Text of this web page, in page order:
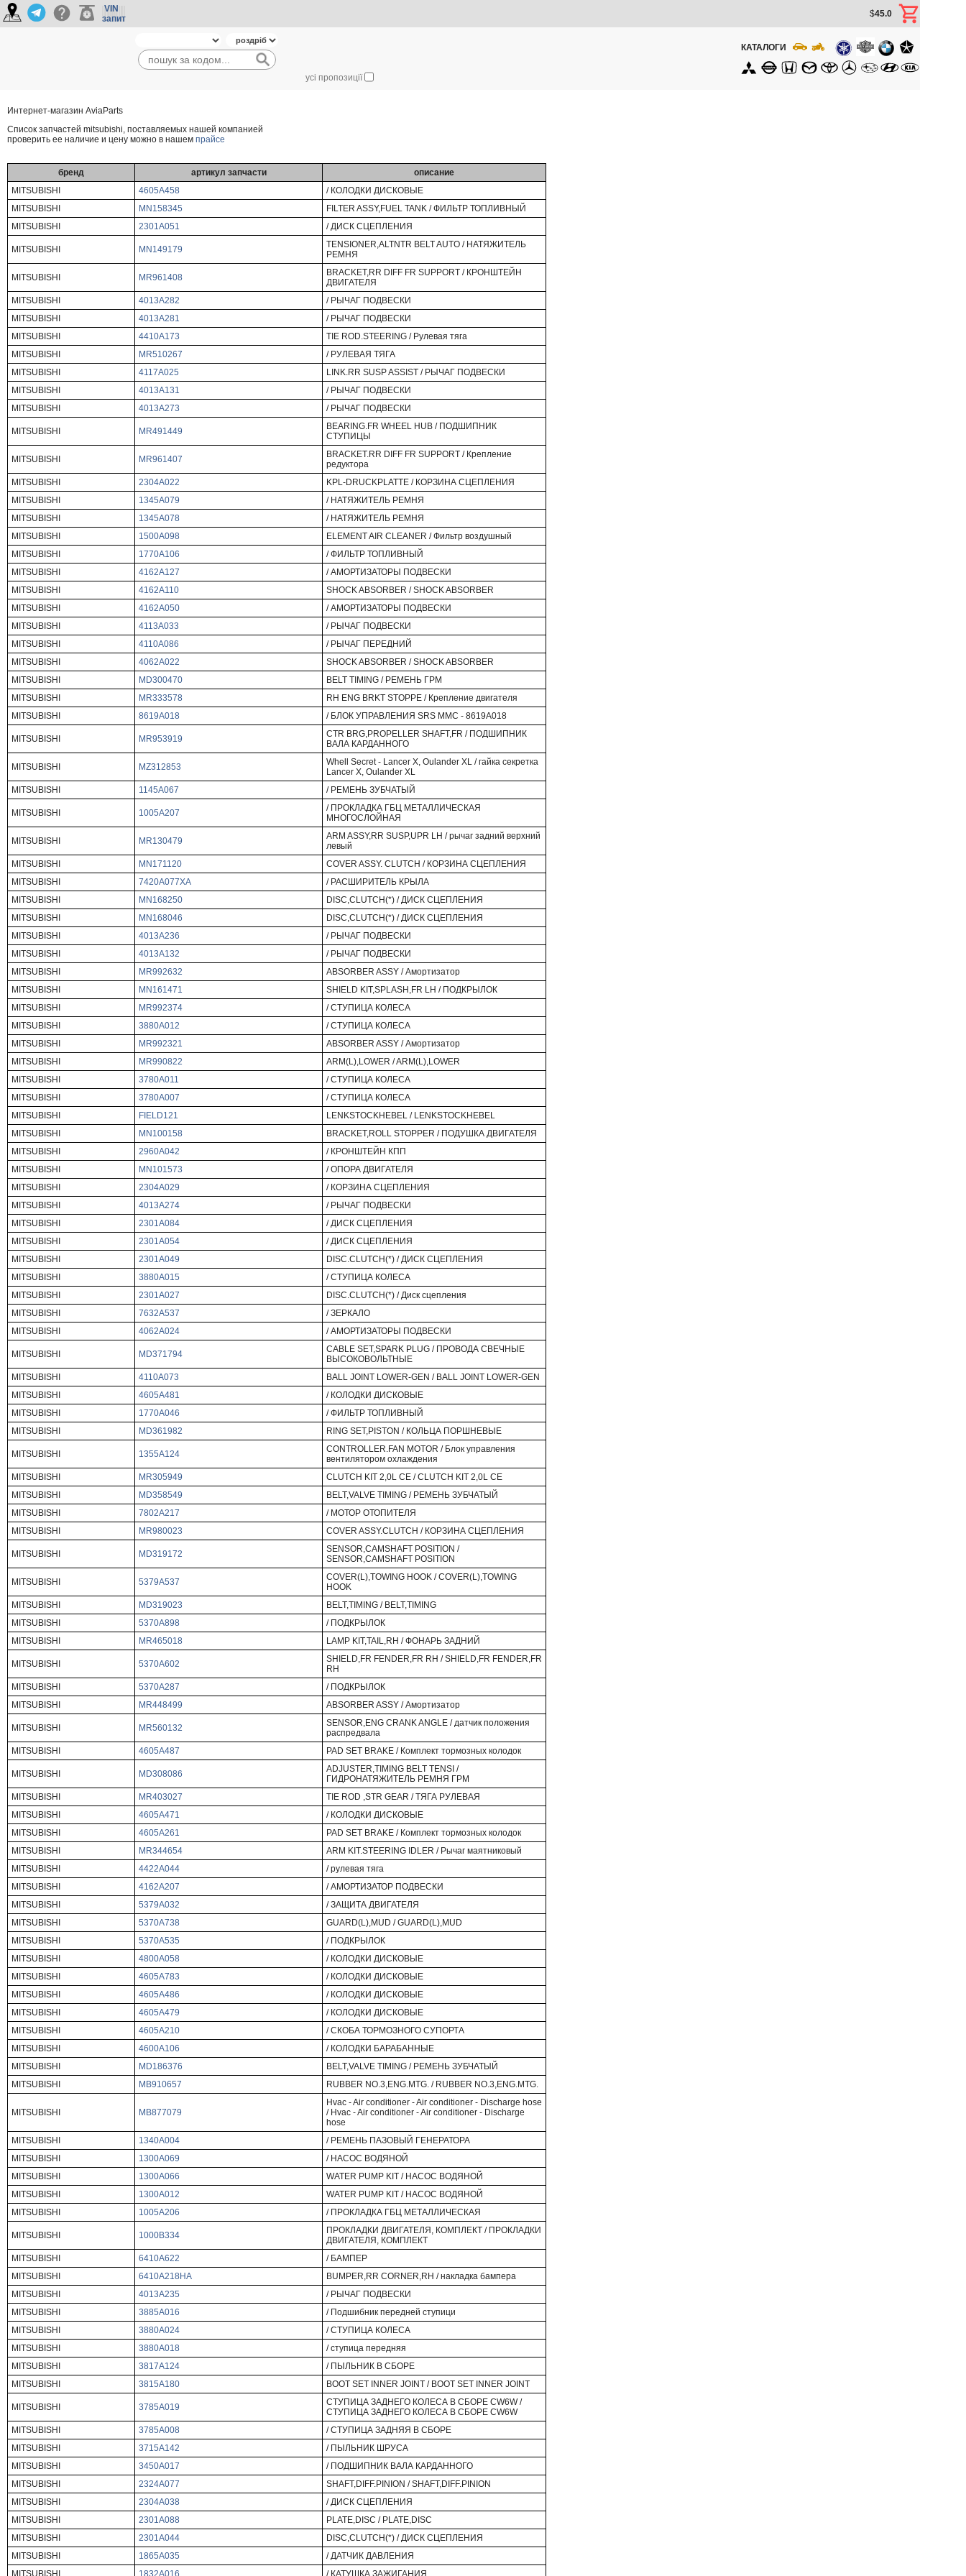
VIN
запит
$45.0
усі пропозиції
КАТАЛОГИ
Интернет-магазин AviaParts
Cписок запчастей mitsubishi, поставляемых нашей компанией
проверить ее наличие и цену можно в нашем прайсе
бренд артикул запчасти
описание
MITSUBISHI
4605A458
/ КОЛОДКИ ДИСКОВЫЕ
MITSUBISHI
MN158345
FILTER ASSY,FUEL TANK / ФИЛЬТР ТОПЛИВНЫЙ
MITSUBISHI
2301A051 / ДИСК СЦЕПЛЕНИЯ
MITSUBISHI MN149179
TENSIONER,ALTNTR BELT AUTO / НАТЯЖИТЕЛЬ
РЕМНЯ
MITSUBISHI MR961408
BRACKET,RR DIFF FR SUPPORT / КРОНШТЕЙН
ДВИГАТЕЛЯ
MITSUBISHI
4013A282
/ РЫЧАГ ПОДВЕСКИ
MITSUBISHI
4013A281
/ РЫЧАГ ПОДВЕСКИ
MITSUBISHI
4410A173
TIE ROD.STEERING / Рулевая тяга
MITSUBISHI
MR510267
/ РУЛЕВАЯ ТЯГА
MITSUBISHI
4117A025
LINK.RR SUSP ASSIST / РЫЧАГ ПОДВЕСКИ
MITSUBISHI
4013A131
/ РЫЧАГ ПОДВЕСКИ
MITSUBISHI
4013A273 / РЫЧАГ ПОДВЕСКИ
MITSUBISHI MR491449
BEARING.FR WHEEL HUB / ПОДШИПНИК
СТУПИЦЫ
MITSUBISHI MR961407
BRACKET.RR DIFF FR SUPPORT / Крепление
редуктора
MITSUBISHI
2304A022
KPL-DRUCKPLATTE / КОРЗИНА СЦЕПЛЕНИЯ
MITSUBISHI
1345A079
/ НАТЯЖИТЕЛЬ РЕМНЯ
MITSUBISHI
1345A078
/ НАТЯЖИТЕЛЬ РЕМНЯ
MITSUBISHI
1500A098
ELEMENT AIR CLEANER / Фильтр воздушный
MITSUBISHI
1770A106
/ ФИЛЬТР ТОПЛИВНЫЙ
MITSUBISHI
4162A127
/ АМОРТИЗАТОРЫ ПОДВЕСКИ
MITSUBISHI
4162A110
SHOCK ABSORBER / SHOCK ABSORBER
MITSUBISHI
4162A050
/ АМОРТИЗАТОРЫ ПОДВЕСКИ
MITSUBISHI
4113A033
/ РЫЧАГ ПОДВЕСКИ
MITSUBISHI
4110A086
/ РЫЧАГ ПЕРЕДНИЙ
MITSUBISHI
4062A022
SHOCK ABSORBER / SHOCK ABSORBER
MITSUBISHI
MD300470
BELT TIMING / РЕМЕНЬ ГРМ
MITSUBISHI
MR333578
RH ENG BRKT STOPPE / Крепление двигателя
MITSUBISHI
8619A018 / БЛОК УПРАВЛЕНИЯ SRS MMC - 8619A018
MITSUBISHI MR953919
CTR BRG,PROPELLER SHAFT,FR / ПОДШИПНИК
ВАЛА КАРДАННОГО
MITSUBISHI MZ312853
Whell Secret - Lancer X, Oulander XL / гайка секретка
Lancer X, Oulander XL
MITSUBISHI
1145A067 / РЕМЕНЬ ЗУБЧАТЫЙ
MITSUBISHI 1005A207
/ ПРОКЛАДКА ГБЦ МЕТАЛЛИЧЕСКАЯ
МНОГОСЛОЙНАЯ
MITSUBISHI MR130479
ARM ASSY,RR SUSP,UPR LH / рычаг задний верхний
левый
MITSUBISHI
MN171120
COVER ASSY. CLUTCH / КОРЗИНА СЦЕПЛЕНИЯ
MITSUBISHI
7420A077XA
/ РАСШИРИТЕЛЬ КРЫЛА
MITSUBISHI
MN168250
DISC,CLUTCH(*) / ДИСК СЦЕПЛЕНИЯ
MITSUBISHI
MN168046
DISC,CLUTCH(*) / ДИСК СЦЕПЛЕНИЯ
MITSUBISHI
4013A236
/ РЫЧАГ ПОДВЕСКИ
MITSUBISHI
4013A132
/ РЫЧАГ ПОДВЕСКИ
MITSUBISHI
MR992632
ABSORBER ASSY / Амортизатор
MITSUBISHI
MN161471
SHIELD KIT,SPLASH,FR LH / ПОДКРЫЛОК
MITSUBISHI
MR992374
/ СТУПИЦА КОЛЕСА
MITSUBISHI
3880A012
/ СТУПИЦА КОЛЕСА
MITSUBISHI
MR992321
ABSORBER ASSY / Амортизатор
MITSUBISHI
MR990822
ARM(L),LOWER / ARM(L),LOWER
MITSUBISHI
3780A011
/ СТУПИЦА КОЛЕСА
MITSUBISHI
3780A007
/ СТУПИЦА КОЛЕСА
MITSUBISHI
FIELD121
LENKSTOCKHEBEL / LENKSTOCKHEBEL
MITSUBISHI
MN100158
BRACKET,ROLL STOPPER / ПОДУШКА ДВИГАТЕЛЯ
MITSUBISHI
2960A042
/ КРОНШТЕЙН КПП
MITSUBISHI
MN101573
/ ОПОРА ДВИГАТЕЛЯ
MITSUBISHI
2304A029
/ КОРЗИНА СЦЕПЛЕНИЯ
MITSUBISHI
4013A274
/ РЫЧАГ ПОДВЕСКИ
MITSUBISHI
2301A084
/ ДИСК СЦЕПЛЕНИЯ
MITSUBISHI
2301A054
/ ДИСК СЦЕПЛЕНИЯ
MITSUBISHI
2301A049
DISC.CLUTCH(*) / ДИСК СЦЕПЛЕНИЯ
MITSUBISHI
3880A015
/ СТУПИЦА КОЛЕСА
MITSUBISHI
2301A027
DISC.CLUTCH(*) / Диск сцепления
MITSUBISHI
7632A537
/ ЗЕРКАЛО
MITSUBISHI
4062A024 / АМОРТИЗАТОРЫ ПОДВЕСКИ
MITSUBISHI MD371794
CABLE SET,SPARK PLUG / ПРОВОДА СВЕЧНЫЕ
ВЫСОКОВОЛЬТНЫЕ
MITSUBISHI
4110A073
BALL JOINT LOWER-GEN / BALL JOINT LOWER-GEN
MITSUBISHI
4605A481
/ КОЛОДКИ ДИСКОВЫЕ
MITSUBISHI
1770A046
/ ФИЛЬТР ТОПЛИВНЫЙ
MITSUBISHI
MD361982 RING SET,PISTON / КОЛЬЦА ПОРШНЕВЫЕ
MITSUBISHI 1355A124
CONTROLLER.FAN MOTOR / Блок управления
вентилятором охлаждения
MITSUBISHI
MR305949
CLUTCH KIT 2,0L CE / CLUTCH KIT 2,0L CE
MITSUBISHI
MD358549
BELT,VALVE TIMING / РЕМЕНЬ ЗУБЧАТЫЙ
MITSUBISHI
7802A217
/ МОТОР ОТОПИТЕЛЯ
MITSUBISHI
MR980023 COVER ASSY.CLUTCH / КОРЗИНА СЦЕПЛЕНИЯ
MITSUBISHI MD319172
SENSOR,CAMSHAFT POSITION /
SENSOR,CAMSHAFT POSITION
MITSUBISHI 5379A537
COVER(L),TOWING HOOK / COVER(L),TOWING
HOOK
MITSUBISHI
MD319023
BELT,TIMING / BELT,TIMING
MITSUBISHI
5370A898
/ ПОДКРЫЛОК
MITSUBISHI
MR465018 LAMP KIT,TAIL,RH / ФОНАРЬ ЗАДНИЙ
MITSUBISHI 5370A602
SHIELD,FR FENDER,FR RH / SHIELD,FR FENDER,FR
RH
MITSUBISHI
5370A287
/ ПОДКРЫЛОК
MITSUBISHI
MR448499 ABSORBER ASSY / Амортизатор
MITSUBISHI MR560132
SENSOR,ENG CRANK ANGLE / датчик положения
распредвала
MITSUBISHI
4605A487 PAD SET BRAKE / Комплект тормозных колодок
MITSUBISHI MD308086
ADJUSTER,TIMING BELT TENSI /
ГИДРОНАТЯЖИТЕЛЬ РЕМНЯ ГРМ
MITSUBISHI
MR403027
TIE ROD ,STR GEAR / ТЯГА РУЛЕВАЯ
MITSUBISHI
4605A471
/ КОЛОДКИ ДИСКОВЫЕ
MITSUBISHI
4605A261
PAD SET BRAKE / Комплект тормозных колодок
MITSUBISHI
MR344654
ARM KIT.STEERING IDLER / Рычаг маятниковый
MITSUBISHI
4422A044
/ рулевая тяга
MITSUBISHI
4162A207
/ АМОРТИЗАТОР ПОДВЕСКИ
MITSUBISHI
5379A032
/ ЗАЩИТА ДВИГАТЕЛЯ
MITSUBISHI
5370A738
GUARD(L),MUD / GUARD(L),MUD
MITSUBISHI
5370A535
/ ПОДКРЫЛОК
MITSUBISHI
4800A058
/ КОЛОДКИ ДИСКОВЫЕ
MITSUBISHI
4605A783
/ КОЛОДКИ ДИСКОВЫЕ
MITSUBISHI
4605A486
/ КОЛОДКИ ДИСКОВЫЕ
MITSUBISHI
4605A479
/ КОЛОДКИ ДИСКОВЫЕ
MITSUBISHI
4605A210
/ СКОБА ТОРМОЗНОГО СУПОРТА
MITSUBISHI
4600A106
/ КОЛОДКИ БАРАБАННЫЕ
MITSUBISHI
MD186376
BELT,VALVE TIMING / РЕМЕНЬ ЗУБЧАТЫЙ
MITSUBISHI
MB910657 RUBBER NO.3,ENG.MTG. / RUBBER NO.3,ENG.MTG.
MITSUBISHI MB877079
Hvac - Air conditioner - Air conditioner - Discharge hose
/ Hvac - Air conditioner - Air conditioner - Discharge
hose
MITSUBISHI
1340A004
/ РЕМЕНЬ ПАЗОВЫЙ ГЕНЕРАТОРА
MITSUBISHI
1300A069
/ НАСОС ВОДЯНОЙ
MITSUBISHI
1300A066
WATER PUMP KIT / НАСОС ВОДЯНОЙ
MITSUBISHI
1300A012
WATER PUMP KIT / НАСОС ВОДЯНОЙ
MITSUBISHI
1005A206 / ПРОКЛАДКА ГБЦ МЕТАЛЛИЧЕСКАЯ
MITSUBISHI 1000B334
ПРОКЛАДКИ ДВИГАТЕЛЯ, КОМПЛЕКТ / ПРОКЛАДКИ
ДВИГАТЕЛЯ, КОМПЛЕКТ
MITSUBISHI
6410A622
/ БАМПЕР
MITSUBISHI
6410A218HA
BUMPER,RR CORNER,RH / накладка бампера
MITSUBISHI
4013A235
/ РЫЧАГ ПОДВЕСКИ
MITSUBISHI
3885A016
/ Подшибник передней ступици
MITSUBISHI
3880A024
/ СТУПИЦА КОЛЕСА
MITSUBISHI
3880A018
/ ступица передняя
MITSUBISHI
3817A124
/ ПЫЛЬНИК В СБОРЕ
MITSUBISHI
3815A180 BOOT SET INNER JOINT / BOOT SET INNER JOINT
MITSUBISHI 3785A019
СТУПИЦА ЗАДНЕГО КОЛЕСА В СБОРЕ CW6W /
СТУПИЦА ЗАДНЕГО КОЛЕСА В СБОРЕ CW6W
MITSUBISHI
3785A008
/ СТУПИЦА ЗАДНЯЯ В СБОРЕ
MITSUBISHI
3715A142
/ ПЫЛЬНИК ШРУСА
MITSUBISHI
3450A017
/ ПОДШИПНИК ВАЛА КАРДАННОГО
MITSUBISHI
2324A077
SHAFT,DIFF.PINION / SHAFT,DIFF.PINION
MITSUBISHI
2304A038
/ ДИСК СЦЕПЛЕНИЯ
MITSUBISHI
2301A088
PLATE,DISC / PLATE,DISC
MITSUBISHI
2301A044
DISC,CLUTCH(*) / ДИСК СЦЕПЛЕНИЯ
MITSUBISHI
1865A035
/ ДАТЧИК ДАВЛЕНИЯ
MITSUBISHI
1832A016 / КАТУШКА ЗАЖИГАНИЯ